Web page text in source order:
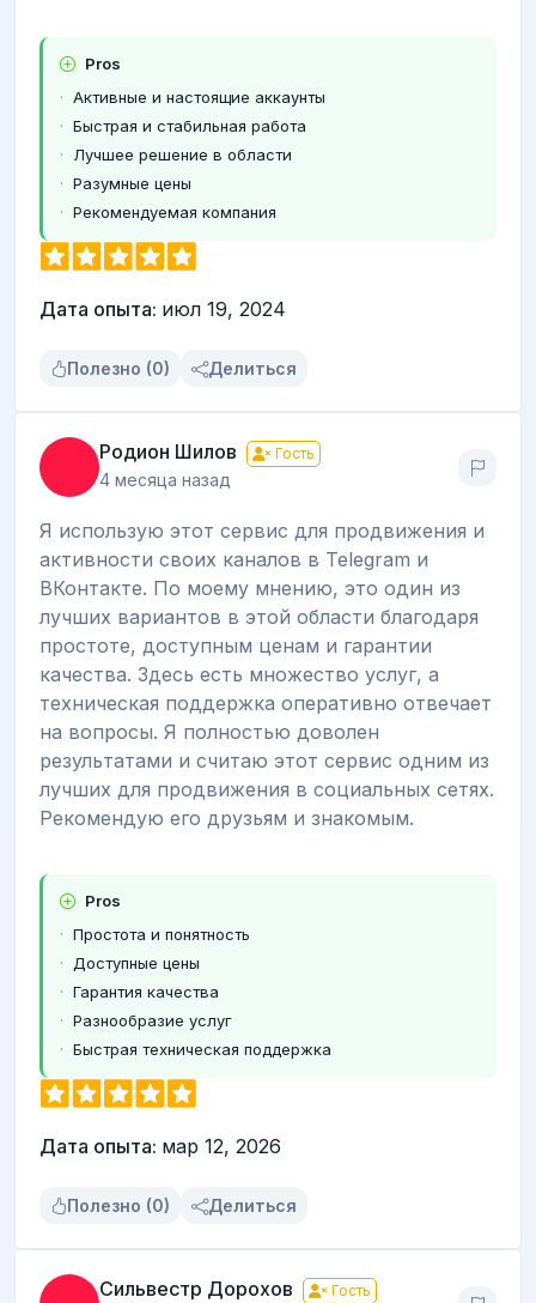
Pros
Активные и настоящие аккаунты
Быстрая и стабильная работа
Лучшее решение в области
Разумные цены
Рекомендуемая компания
Дата опыта: июл 19, 2024
Полезно (0) Делиться
Родион Шилов Гость
4 месяца назад
Я использую этот сервис для продвижения и
активности своих каналов в Telegram и
ВКонтакте. По моему мнению, это один из
лучших вариантов в этой области благодаря
простоте, доступным ценам и гарантии
качества. Здесь есть множество услуг, а
техническая поддержка оперативно отвечает
на вопросы. Я полностью доволен
результатами и считаю этот сервис одним из
лучших для продвижения в социальных сетях.
Рекомендую его друзьям и знакомым.
Pros
Простота и понятность
Доступные цены
Гарантия качества
Разнообразие услуг
Быстрая техническая поддержка
Дата опыта: мар 12, 2026
Полезно (0) Делиться
Сильвестр Дорохов Гость